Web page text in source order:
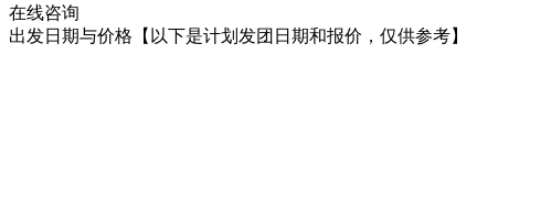
在线咨询
出发日期与价格 【以下是计划发团日期和报价，仅供参考】